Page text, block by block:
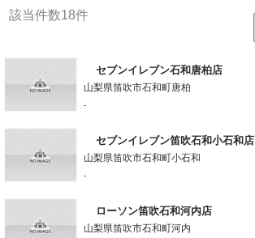
該当件数18件
セブンイレブン石和唐柏店
山梨県笛吹市石和町唐柏
-
セブンイレブン笛吹石和小石和店
山梨県笛吹市石和町小石和
-
ローソン笛吹石和河内店
山梨県笛吹市石和町河内